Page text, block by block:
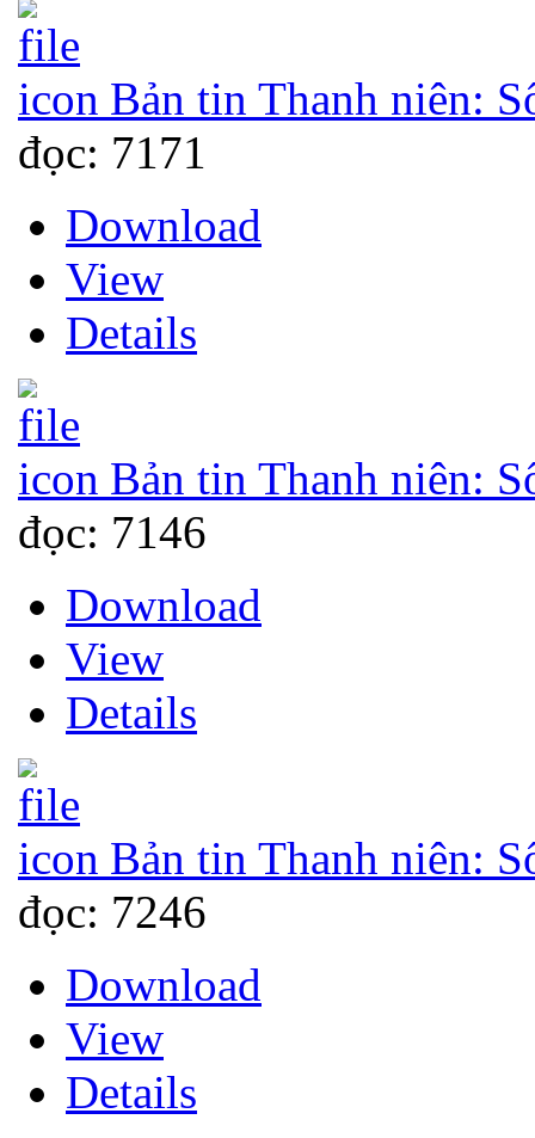
Bản tin Thanh niên:
đọc: 7171
Download
View
Details
Bản tin Thanh niên:
đọc: 7146
Download
View
Details
Bản tin Thanh niên:
đọc: 7246
Download
View
Details